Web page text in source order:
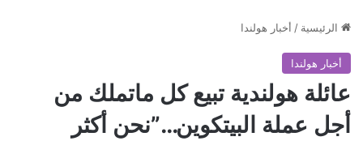
الرئيسية / أخبار هولندا
أخبار هولندا
عائلة هولندية تبيع كل ماتملك من
أجل عملة البيتكوين…”نحن أكثر